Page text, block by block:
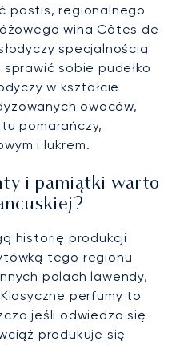
pastis, regionalnego
wina Côtes de
specjalnością
sobie pudełko
w kształcie
owoców,
pomarańczy,
i lukrem.
i pamiątki warto
historię produkcji
tego regionu
polach lawendy,
perfumy to
jeśli odwiedza się
produkuje się